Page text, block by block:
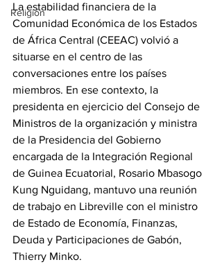
Religión
La estabilidad financiera de la
Comunidad Económica de los Estados
de África Central (CEEAC) volvió a
situarse en el centro de las
conversaciones entre los países
miembros. En ese contexto, la
presidenta en ejercicio del Consejo de
Ministros de la organización y ministra
de la Presidencia del Gobierno
encargada de la Integración Regional
de Guinea Ecuatorial, Rosario Mbasogo
Kung Nguidang, mantuvo una reunión
de trabajo en Libreville con el ministro
de Estado de Economía, Finanzas,
Deuda y Participaciones de Gabón,
Thierry Minko.